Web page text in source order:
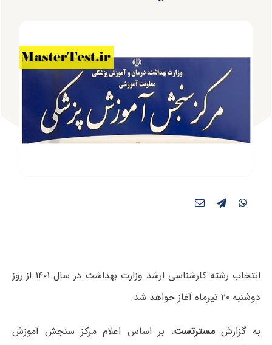
انتخاب رشته کارشناسی ارشد وزارت بهداشت در سال ۱۴۰۱ از روز
دوشنبه ۲۰ تیرماه آغاز خواهد شد.
به گزارش مسترتست، بر اساس اعلام مرکز سنجش آموزش